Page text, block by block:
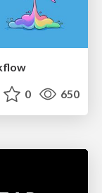
0 650